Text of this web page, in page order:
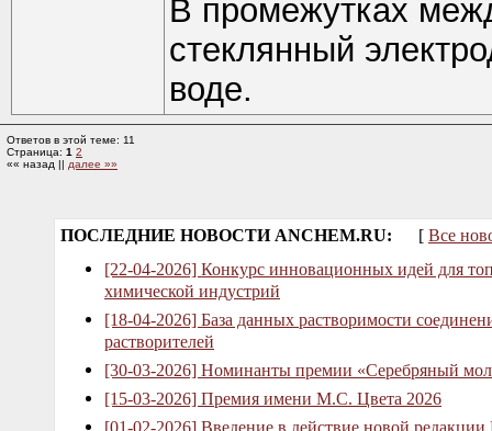
В промежутках
стеклянный
воде.
Ответов в этой теме: 11
Страница: 1 2
«« назад || далее »»
ПОСЛЕДНИЕ НОВОСТИ ANCHEM.RU: [ Все
[22-04-2026] Конкурс инновационных идей для
химической индустрий
[18-04-2026] База данных растворимости
растворителей
[30-03-2026] Номинанты премии «Серебряный
[15-03-2026] Премия имени М.С. Цвета 2026
[01-02-2026] Введение в действие новой